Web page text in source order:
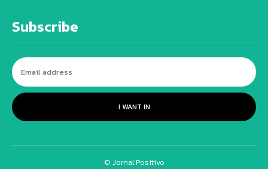
Subscribe
I WANT IN
© Jornal Positivo